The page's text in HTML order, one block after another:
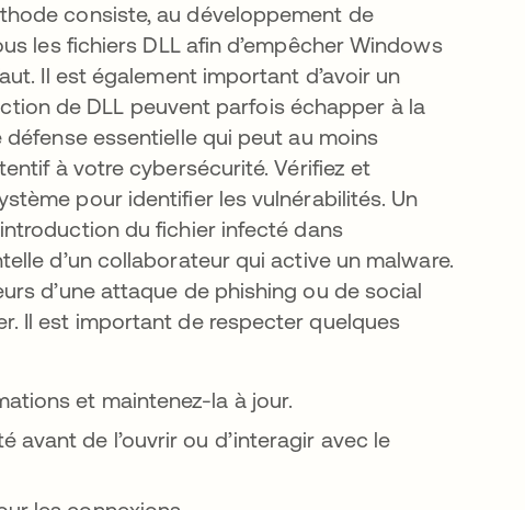
consiste, au développement de
les fichiers DLL afin d’empêcher Windows
Il est également important d’avoir un
de DLL peuvent parfois échapper à la
essentielle qui peut au moins
à votre cybersécurité. Vérifiez et
pour identifier les vulnérabilités. Un
du fichier infecté dans
d’un collaborateur qui active un malware.
d’une attaque de phishing ou de social
Il est important de respecter quelques
et maintenez-la à jour.
avant de l’ouvrir ou d’interagir avec le